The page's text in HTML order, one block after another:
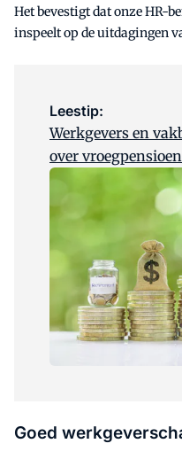
Het bevestigt dat onze HR-
inspeelt op de uitdagingen
Leestip:
Werkgevers en
over vroegpensioen
Goed